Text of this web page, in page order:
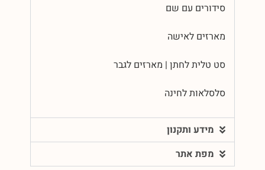
סידורים עם שם
מארזים לאישה
סט טלית לחתן | מארזים לגבר
סלסלאות לחינה
מידע ותקנון
מפת אתר